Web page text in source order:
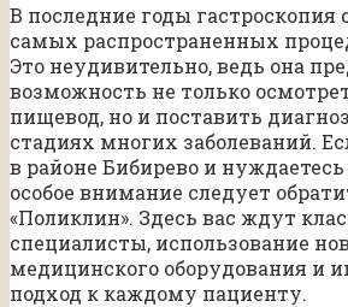
В последние годы гастроскопия
самых распространенных
Это неудивительно, ведь она
возможность не только
пищевод, но и поставить
стадиях многих заболеваний.
в районе Бибирево и нуждаетесь
особое внимание следует
«Поликлин». Здесь вас ждут
специалисты, использование
медицинского оборудования и
подход к каждому пациенту.